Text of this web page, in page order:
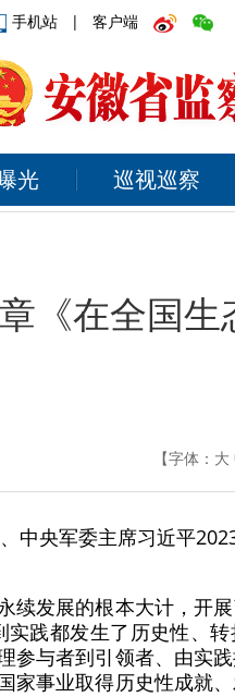
手机站 | 客户端
光 巡视巡察
《在全国
【字体： 大
中央军委主席习近平
续发展的根本大计，开
践都发生了历史性、
参与者到引领者、由实
家事业取得历史性成就